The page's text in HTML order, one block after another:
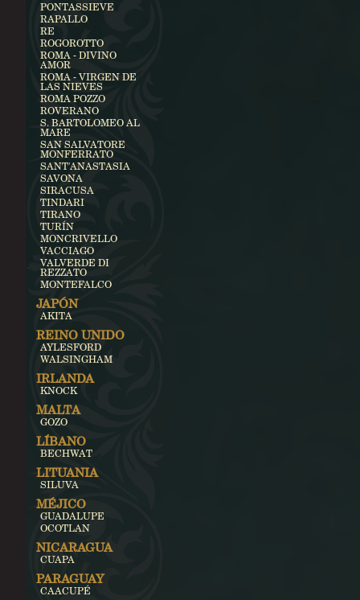
PONTASSIEVE
RAPALLO
RE
ROGOROTTO
ROMA - DIVINO
AMOR
ROMA - VIRGEN DE
LAS NIEVES
ROMA POZZO
ROVERANO
S. BARTOLOMEO AL
MARE
SAN SALVATORE
MONFERRATO
SANT'ANASTASIA
SAVONA
SIRACUSA
TINDARI
TIRANO
TURÍN
MONCRIVELLO
VACCIAGO
VALVERDE DI
REZZATO
MONTEFALCO
JAPÓN
AKITA
REINO UNIDO
AYLESFORD
WALSINGHAM
IRLANDA
KNOCK
MALTA
GOZO
LÍBANO
BECHWAT
LITUANIA
SILUVA
MÉJICO
GUADALUPE
OCOTLAN
NICARAGUA
CUAPA
PARAGUAY
CAACUPÉ